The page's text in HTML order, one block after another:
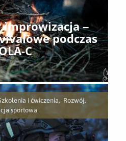
improwizacja –
podczas
C
i ćwiczenia, Rozwój,
sportowa